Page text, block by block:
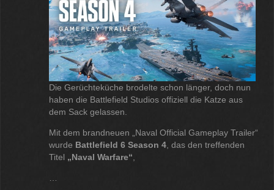
Die Gerüchteküche brodelte schon länger, doch nun
haben die Battlefield Studios offiziell die Katze aus
dem Sack gelassen.
Mit dem brandneuen „Naval Official Gameplay Trailer“
wurde Battlefield 6 Season 4, das den treffenden
Titel „Naval Warfare“,
…